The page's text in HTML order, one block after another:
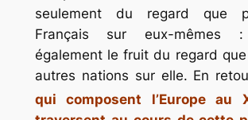
seulement du regard que
Français sur eux-
également le fruit du regard
autres nations sur elle. En
qui composent l’Europe au